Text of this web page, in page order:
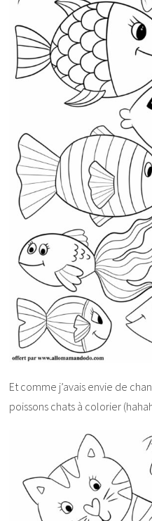
Et comme j’avais envie de
poissons chats à colorier